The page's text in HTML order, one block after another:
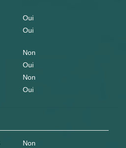
Oui
Oui
Non
Oui
Non
Oui
Non